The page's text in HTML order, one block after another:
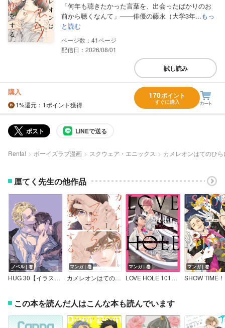
「何年も聴きたかった言葉を、出会ったばかりのお
前から聴くなんて」――俳優の藤永（大学3年...もっ
と読む
41
配信日：2026/08/01
試し読み
購入
1%還元 ：1ポイント獲得
170ポイント
すぐに購入
ポスト LINEで送る
Renta! ボーイズラブ漫画 スクウェア・エニックス カメレオンはてのひ
厘てく先生の他作品
ノベル｜巻
HUG 30【イラスト入り】
マンガ｜巻
カメレオンはてのひらに恋をする。【デジタル版限定特典付き】
マンガ｜巻
LOVE HOLE 101号室 ～テッペン↑超えちゃって～
マンガ｜巻
この本を読んだ人はこんな本も読んでいます